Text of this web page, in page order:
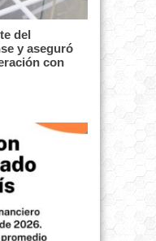
del
y aseguró
con